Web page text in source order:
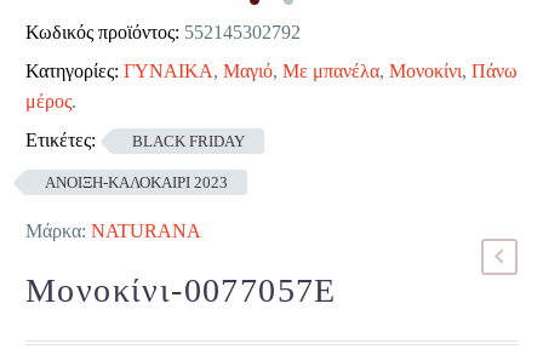
Κωδικός προϊόντος: 552145302792
Κατηγορίες: ΓΥΝΑΙΚΑ, Μαγιό, Με μπανέλα, Μονοκίνι, Πάνω
μέρος.
Ετικέτες:
BLACK FRIDAY
ΑΝΟΙΞΗ-ΚΑΛΟΚΑΙΡΙ 2023
Μάρκα: NATURANA
Μονοκίνι-0077057E